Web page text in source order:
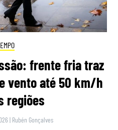
frente fria traz
vento até 50 km/h
regiões
| Rubén Gonçalves